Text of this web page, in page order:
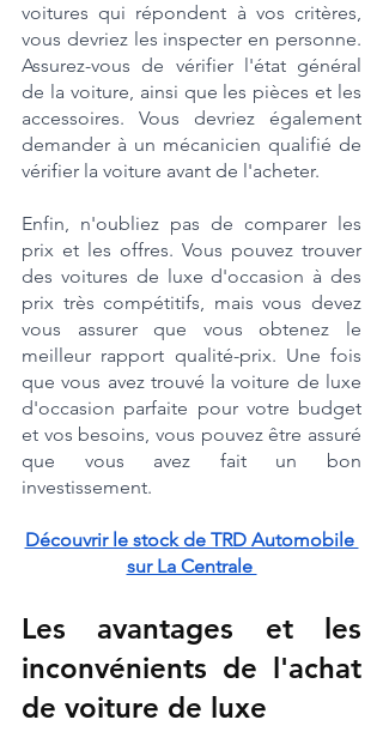
voitures qui répondent à vos critères,
vous devriez les inspecter en personne.
Assurez-vous de vérifier l'état général
de la voiture, ainsi que les pièces et les
accessoires. Vous devriez également
demander à un mécanicien qualifié de
vérifier la voiture avant de l'acheter.
Enfin, n'oubliez pas de comparer les
prix et les offres. Vous pouvez trouver
des voitures de luxe d'occasion à des
prix très compétitifs, mais vous devez
vous assurer que vous obtenez le
meilleur rapport qualité-prix. Une fois
que vous avez trouvé la voiture de luxe
d'occasion parfaite pour votre budget
et vos besoins, vous pouvez être assuré
que vous avez fait un bon
investissement.
Découvrir le stock de TRD Automobile
sur La Centrale
Les avantages et les
inconvénients de l'achat
de voiture de luxe